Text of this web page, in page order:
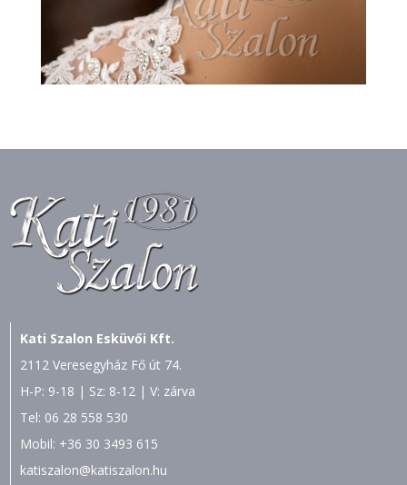
Kati Szalon Esküvői Kft.
2112 Veresegyház Fő út 74.
H-P: 9-18 | Sz: 8-12 | V: zárva
Tel: 06 28 558 530
Mobil: +36 30 3493 615
katiszalon@katiszalon.hu